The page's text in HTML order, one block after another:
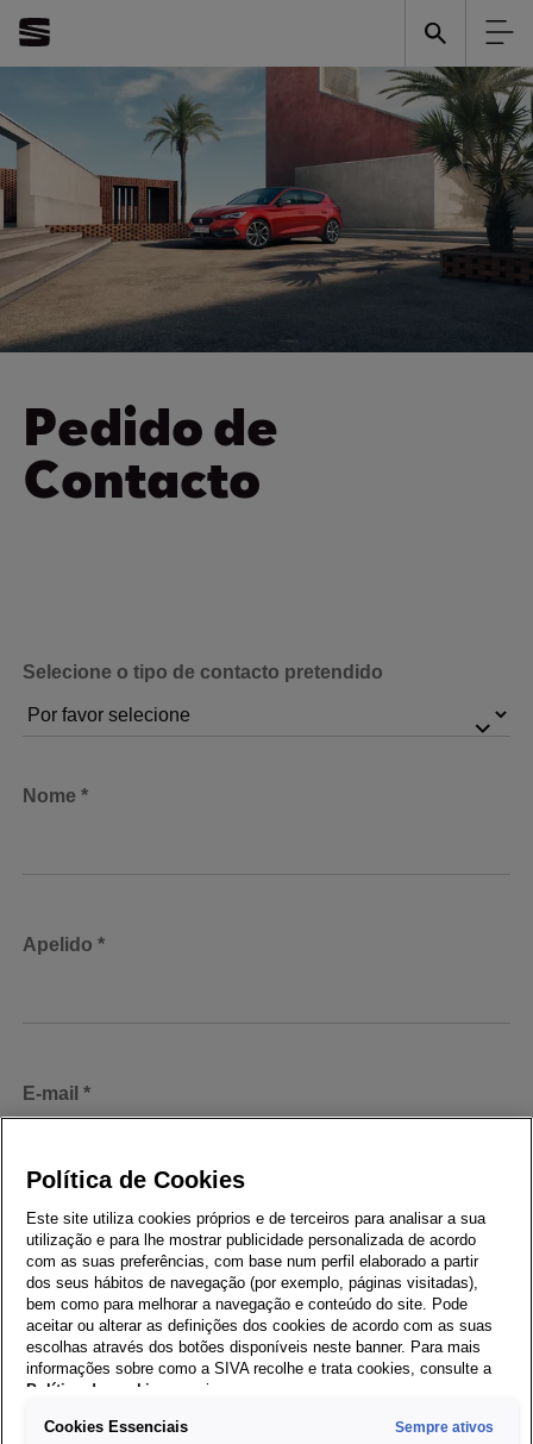
Pedido de
Contacto
Política de Cookies
Este site utiliza cookies próprios e de terceiros para analisar a sua
utilização e para lhe mostrar publicidade personalizada de acordo
com as suas preferências, com base num perfil elaborado a partir
dos seus hábitos de navegação (por exemplo, páginas visitadas),
bem como para melhorar a navegação e conteúdo do site. Pode
aceitar ou alterar as definições dos cookies de acordo com as suas
escolhas através dos botões disponíveis neste banner. Para mais
informações sobre como a SIVA recolhe e trata cookies, consulte a
Política de cookies
em vigor.
Cookies Essenciais Sempre ativos